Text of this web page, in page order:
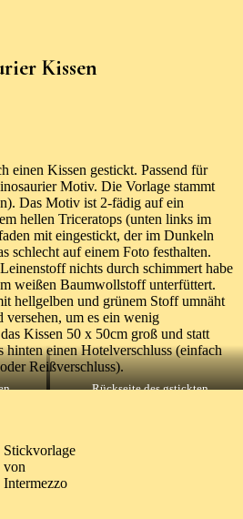
Kissen
einen Kissen gestickt. Passend für
Motiv. Die Vorlage stammt
Das Motiv ist 2-fädig auf ein
hellen Triceratops (unten links im
mit eingestickt, der im Dunkeln
schlecht auf einem Foto festhalten.
nichts durch schimmert habe
weißen Baumwollstoff unterfüttert.
hellgelben und grünem Stoff umnäht
versehen, um es ein wenig
Kissen 50 x 50cm groß und statt
hinten einen Hotelverschluss (einfach
Reißverschluss).
Rückseite des gstickten
Stickvorlage
von
Intermezzo